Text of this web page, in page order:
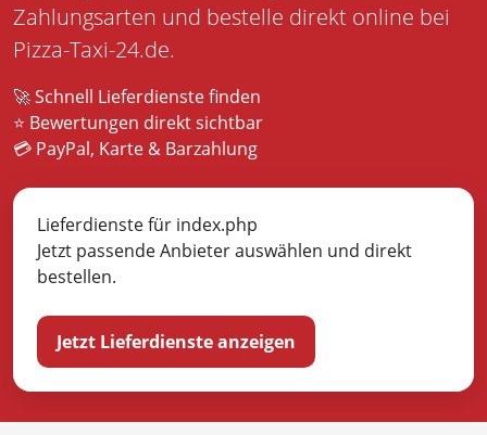
Zahlungsarten und bestelle direkt online bei
Pizza-Taxi-24.de.
🚀 Schnell Lieferdienste finden
⭐ Bewertungen direkt sichtbar
💳 PayPal, Karte & Barzahlung
Lieferdienste für index.php
Jetzt passende Anbieter auswählen und direkt
bestellen.
Jetzt Lieferdienste anzeigen